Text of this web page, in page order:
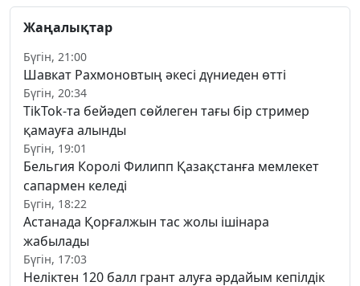
Жаңалықтар
Бүгін, 21:00
Шавкат Рахмоновтың әкесі дүниеден өтті
Бүгін, 20:34
TikTok-та бейәдеп сөйлеген тағы бір стример
қамауға алынды
Бүгін, 19:01
Бельгия Королі Филипп Қазақстанға мемлекет
сапармен келеді
Бүгін, 18:22
Астанада Қорғалжын тас жолы ішінара
жабылады
Бүгін, 17:03
Неліктен 120 балл грант алуға әрдайым кепілдік